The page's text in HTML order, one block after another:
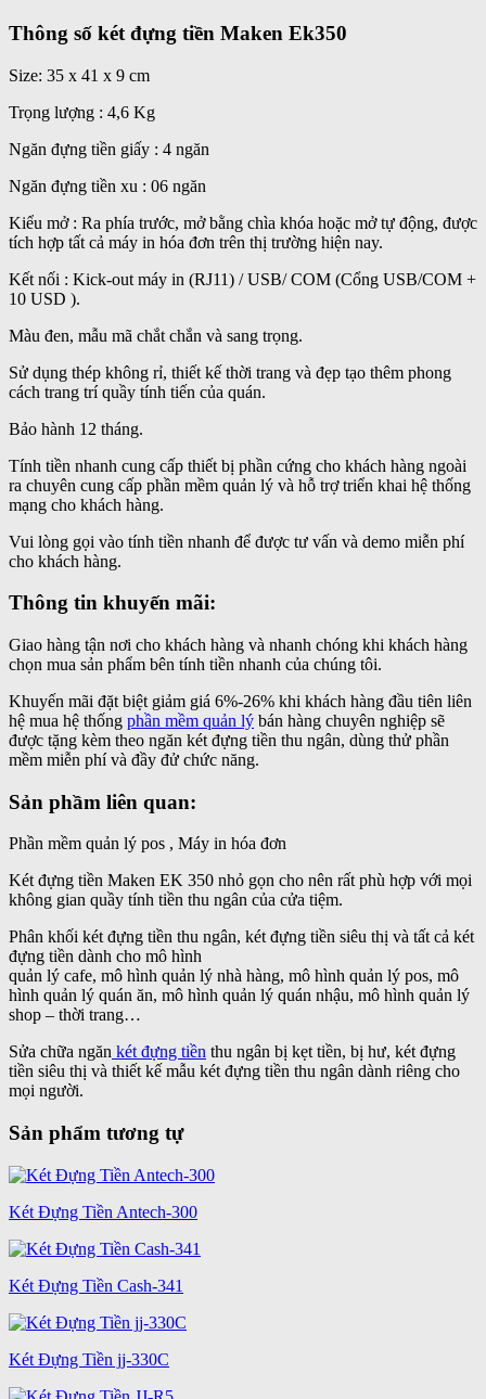
Thông số két đựng tiền Maken Ek350
Size: 35 x 41 x 9 cm
Trọng lượng : 4,6 Kg
Ngăn đựng tiền giấy : 4 ngăn
Ngăn đựng tiền xu : 06 ngăn
Kiểu mở : Ra phía trước, mở bằng chìa khóa hoặc mở tự động, được
tích hợp tất cả máy in hóa đơn trên thị trường hiện nay.
Kết nối : Kick-out máy in (RJ11) / USB/ COM (Cổng USB/COM +
10 USD ).
Màu đen, mẫu mã chắt chắn và sang trọng.
Sử dụng thép không rỉ, thiết kế thời trang và đẹp tạo thêm phong
cách trang trí quầy tính tiến của quán.
Bảo hành 12 tháng.
Tính tiền nhanh cung cấp thiết bị phần cứng cho khách hàng ngoài
ra chuyên cung cấp phần mềm quản lý và hỗ trợ triển khai hệ thống
mạng cho khách hàng.
Vui lòng gọi vào tính tiền nhanh để được tư vấn và demo miễn phí
cho khách hàng.
Thông tin khuyến mãi:
Giao hàng tận nơi cho khách hàng và nhanh chóng khi khách hàng
chọn mua sản phẩm bên tính tiền nhanh của chúng tôi.
Khuyến mãi đặt biệt giảm giá 6%-26% khi khách hàng đầu tiên liên
hệ mua hệ thống phần mềm quản lý bán hàng chuyên nghiệp sẽ
được tặng kèm theo ngăn két đựng tiền thu ngân, dùng thử phần
mềm miễn phí và đầy đử chức năng.
Sản phầm liên quan:
Phần mềm quản lý pos , Máy in hóa đơn
Két đựng tiền Maken EK 350 nhỏ gọn cho nên rất phù hợp với mọi
không gian quầy tính tiền thu ngân của cửa tiệm.
Phân khối két đựng tiền thu ngân, két đựng tiền siêu thị và tất cả két
đựng tiền dành cho mô hình
quản lý cafe, mô hình quản lý nhà hàng, mô hình quản lý pos, mô
hình quản lý quán ăn, mô hình quản lý quán nhậu, mô hình quản lý
shop – thời trang…
Sửa chữa ngăn két đựng tiền thu ngân bị kẹt tiền, bị hư, két đựng
tiền siêu thị và thiết kế mẫu két đựng tiền thu ngân dành riêng cho
mọi người.
Sản phẩm tương tự
Két Đựng Tiền Antech-300
Két Đựng Tiền Cash-341
Két Đựng Tiền jj-330C